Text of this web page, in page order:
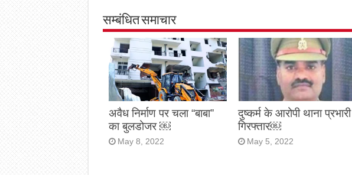
सम्बंधित समाचार
अवैध निर्माण पर चला “बाबा”
का बुलडोजर ￼
May 8, 2022
दुष्कर्म के आरोपी थाना प्रभारी
गिरफ्तार￼
May 5, 2022